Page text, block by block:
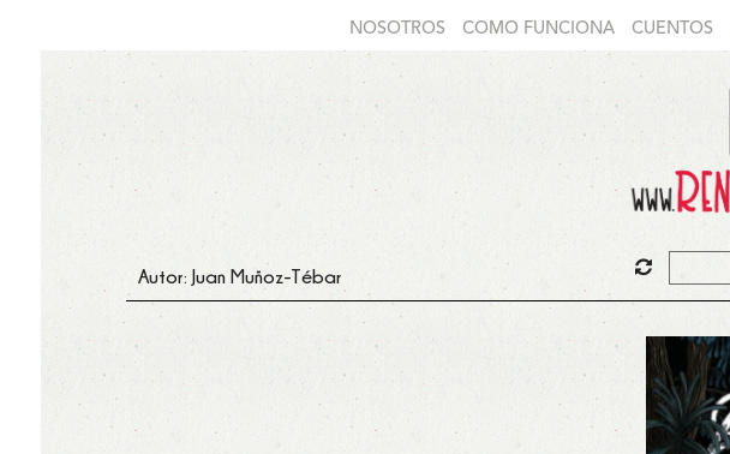
NOSOTROS COMO FUNCIONA CUENTOS
Autor: Juan Muñoz-Tébar